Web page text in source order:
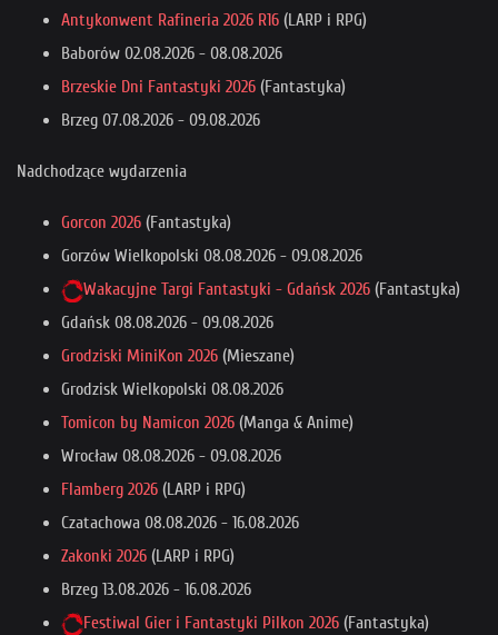
Antykonwent Rafineria 2026 R16 (LARP i RPG)
Baborów 02.08.2026 - 08.08.2026
Brzeskie Dni Fantastyki 2026 (Fantastyka)
Brzeg 07.08.2026 - 09.08.2026
Nadchodzące wydarzenia
Gorcon 2026 (Fantastyka)
Gorzów Wielkopolski 08.08.2026 - 09.08.2026
Wakacyjne Targi Fantastyki - Gdańsk 2026 (Fantastyka)
Gdańsk 08.08.2026 - 09.08.2026
Grodziski MiniKon 2026 (Mieszane)
Grodzisk Wielkopolski 08.08.2026
Tomicon by Namicon 2026 (Manga & Anime)
Wrocław 08.08.2026 - 09.08.2026
Flamberg 2026 (LARP i RPG)
Czatachowa 08.08.2026 - 16.08.2026
Zakonki 2026 (LARP i RPG)
Brzeg 13.08.2026 - 16.08.2026
Festiwal Gier i Fantastyki Pilkon 2026 (Fantastyka)